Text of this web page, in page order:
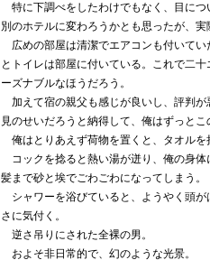
特に下調べをしたわけでもなく、目につ
別のホテルに変わろうかとも思ったが、
広めの部屋は清潔でエアコンも付いて
とトイレは部屋に付いている。これで二
ーズナブルなほうだろう。
加えて宿の親父も感じが良いし、評判
見のせいだろうと納得して、俺はずっとこ
俺はとりあえず荷物を置くと、タオルを
コックを捻ると熱い湯が迸り、俺の身体
髪まで砂と埃でごわごわになってしまう。
シャワーを浴びていると、ようやく頭が
さに気付く。
逆さ吊りにされた全裸の男。
およそ非日常的で、幻のような光景。